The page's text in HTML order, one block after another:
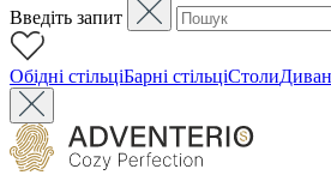
Введіть запит
Oбідні стільціБарні стільціСтоли